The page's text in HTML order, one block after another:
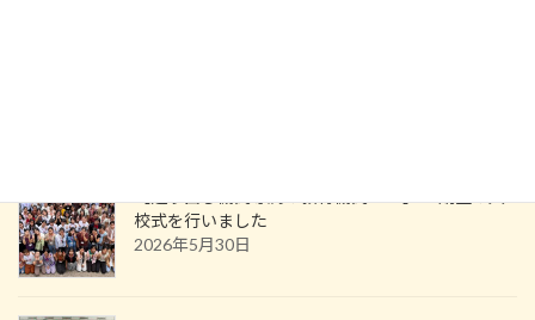
校式を行いました
2026年5月30日